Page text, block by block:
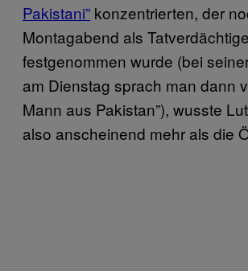
Pakistani” konzentrierten, der
Montagabend als
festgenommen wurde (bei
am Dienstag sprach man dann
Mann aus Pakistan”), wusste
also anscheinend mehr als die